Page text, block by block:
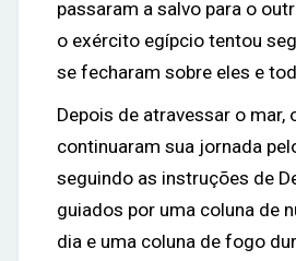
passaram a salvo para o
o exército egípcio tentou
se fecharam sobre eles e
Depois de atravessar o mar,
continuaram sua jornada
seguindo as instruções de
guiados por uma coluna de
dia e uma coluna de fogo